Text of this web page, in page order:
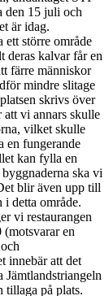
den 15 juli och
är idag.
ett större område
deras kalvar får en
färre människor
mindre slitage
skrivs över
att vi annars skulle
vilket skulle
en fungerande
kan fylla en
ska vi
blir även upp till
i detta område.
vi restaurangen
en
innebär att det
tillaga på plats.